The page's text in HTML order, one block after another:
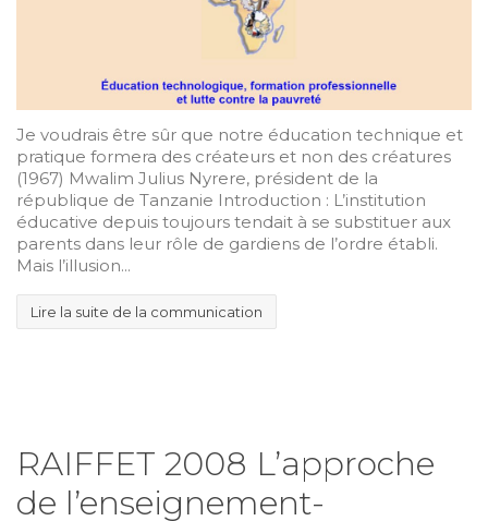
Je voudrais être sûr que notre éducation technique et
pratique formera des créateurs et non des créatures
(1967) Mwalim Julius Nyrere, président de la
république de Tanzanie Introduction : L’institution
éducative depuis toujours tendait à se substituer aux
parents dans leur rôle de gardiens de l’ordre établi.
Mais l’illusion...
Lire la suite de la communication
RAIFFET 2008 L’approche
de l’enseignement-